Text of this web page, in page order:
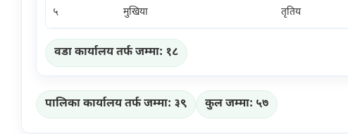
५ मुखिया तृतिय
वडा कार्यालय तर्फ जम्मा: १८
पालिका कार्यालय तर्फ जम्मा: ३९ कुल जम्मा: ५७